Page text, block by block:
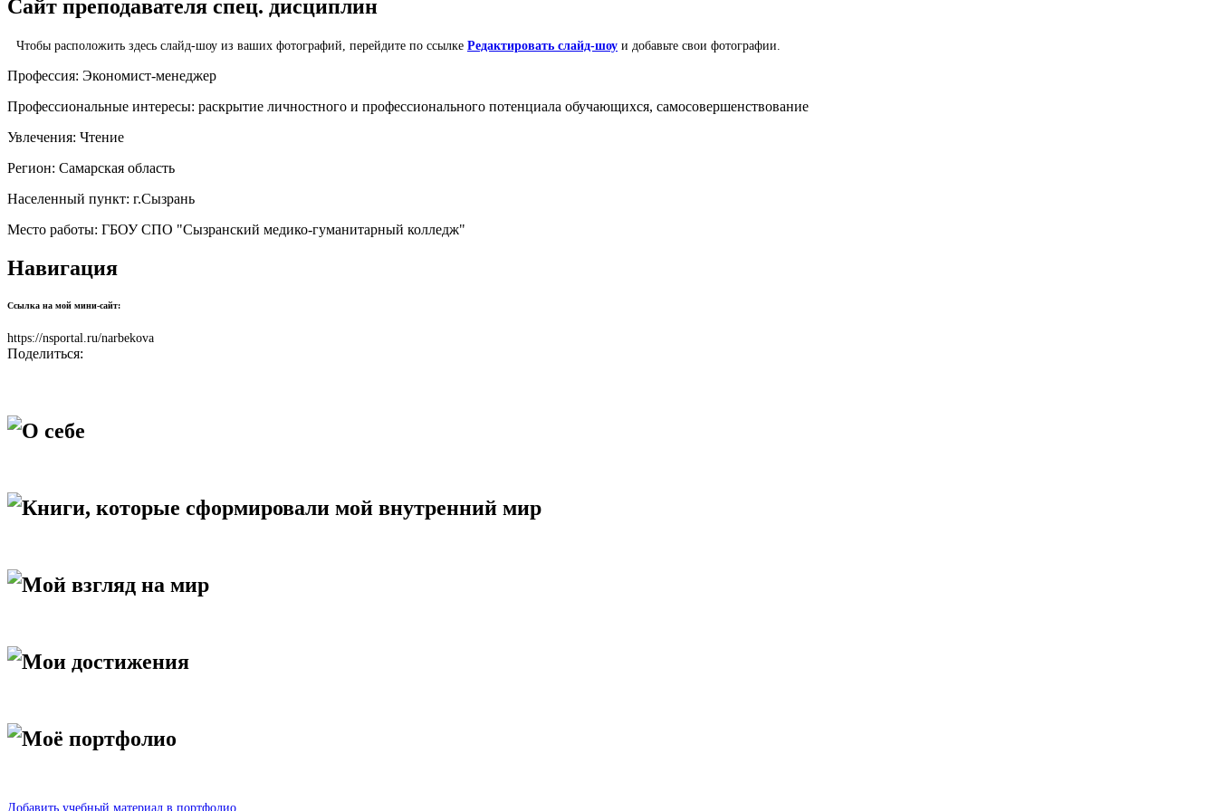
Сайт преподавателя спец. дисциплин
Чтобы расположить здесь слайд-шоу из ваших фотографий, перейдите по ссылке Редактировать слайд-шоу и добавьте свои фотографии.
Профессия: Экономист-менеджер
Профессиональные интересы: раскрытие личностного и профессионального потенциала обучающихся, самосовершенствование
Увлечения: Чтение
Регион: Самарская область
Населенный пункт: г.Сызрань
Место работы: ГБОУ СПО "Сызранский медико-гуманитарный колледж"
Навигация
Ссылка на мой мини-сайт:
https://nsportal.ru/narbekova
Поделиться:
О себе
Книги, которые сформировали мой внутренний мир
Мой взгляд на мир
Мои достижения
Моё портфолио
Добавить учебный материал в портфолио